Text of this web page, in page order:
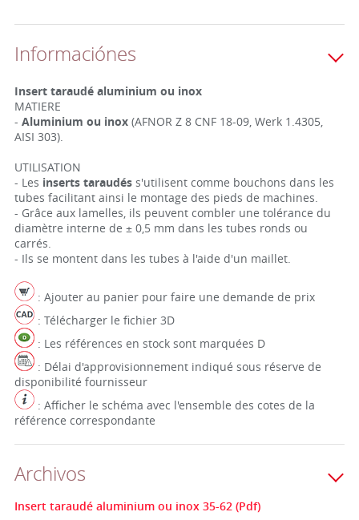
Informaciónes
Insert taraudé aluminium ou inox
MATIERE
- Aluminium ou inox (AFNOR Z 8 CNF 18-09, Werk 1.4305,
AISI 303).
UTILISATION
- Les inserts taraudés s'utilisent comme bouchons dans les
tubes facilitant ainsi le montage des pieds de machines.
- Grâce aux lamelles, ils peuvent combler une tolérance du
diamètre interne de ± 0,5 mm dans les tubes ronds ou
carrés.
- Ils se montent dans les tubes à l'aide d'un maillet.
: Ajouter au panier pour faire une demande de prix
: Télécharger le fichier 3D
: Les références en stock sont marquées D
: Délai d'approvisionnement indiqué sous réserve de
disponibilité fournisseur
: Afficher le schéma avec l'ensemble des cotes de la
référence correspondante
Archivos
Insert taraudé aluminium ou inox 35-62 (Pdf)